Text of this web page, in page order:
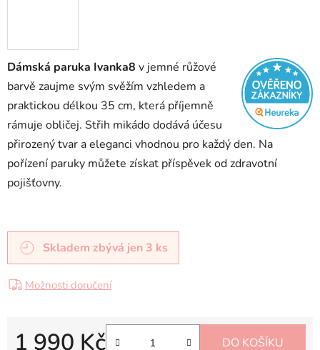
Dámská paruka Ivanka8 v jemné růžové
barvě zaujme svým svěžím vzhledem a
praktickou délkou 35 cm, která příjemně
rámuje obličej. Střih mikádo dodává účesu
přirozený tvar a eleganci vhodnou pro každý den. Na
pořízení paruky můžete získat příspěvek od zdravotní
pojišťovny.
Skladem zbývá jen 3 ks
Možnosti doručení
1 990 Kč DO KOŠÍKU